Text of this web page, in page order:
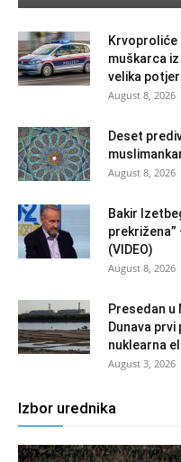
Krvoproliće
muškarca iz
velika
August 8, 2026
Deset
August 8, 2026
Bakir
prekrižena”
(VIDEO)
August 8, 2026
Presedan u
Dunava
nuklearna
August 3, 2026
Izbor urednika